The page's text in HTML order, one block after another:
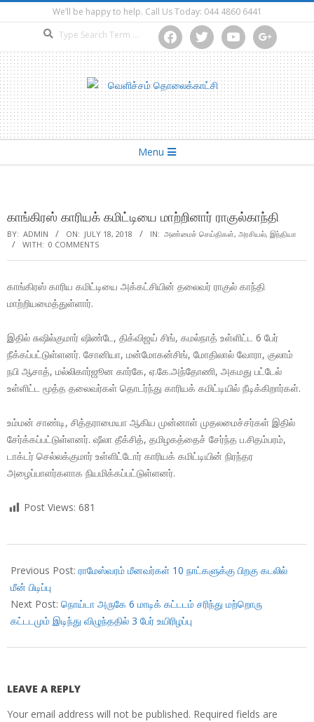
to
We’ll be happy to help. Call Us Today: 044 4860 6441
facebooktwitter youtube google
Menu
காங்கிரஸ் காரியக் கமிட்டியை மாற்றினார் ராகுல்காந்தி
BY: ADMIN ON: JULY 18, 2018 IN: அண்மைச் செய்திகள், அரசியல், இந்தியா
WITH: 0 COMMENTS
காங்கிரஸ் காரிய கமிட்டியை அக்கட்சியின் தலைவர் ராகுல் காந்தி
மாற்றியமைத்துள்ளார்.
இதில் சுஷில்குமார் ஷிண்டே, திக்விஜய் சிங், கமல்நாத் உள்ளிட்ட 6 பேர்
நீக்கப்பட்டுள்ளனர். சோனியா, மன்மோகன்சிங், மோதிலால் வோரா, குலாம்
நபி ஆசாத், மல்லிகார்ஜூன கார்கே, ஏ.கே.அந்தோணி, அகமது பட்டேல்
உள்ளிட்ட மூத்த தலைவர்கள் தொடர்ந்து காரியக் கமிட்டியில் நீடிக்கிறார்கள்.
உம்மன் சாண்டி, சித்தராமையா ஆகிய முன்னாள் முதலமைச்சர்கள் இதில்
சேர்க்கப்பட்டுள்ளனர். ஷீலா தீக்சித், தமிழகத்தைச் சேர்ந்த ப.சிதம்பரம்,
டாக்டர் செல்லக்குமார் உள்ளிட்டோர் காரியக் கமிட்டியின் நிரந்தர
அழைப்பாளர்களாக நியமிக்கப்பட்டுள்ளனர்.
Post Views: 681
07-
18
Previous Post: ராமேஸ்வரம் மீனவர்கள் 10 நாட்களுக்கு பிறகு கடலில்
மீன் பிடிப்பு
Next Post: நொய்டா அருகே 6 மாடிக் கட்டடம் சரிந்து மற்றொரு
கட்டடமும் இடிந்து விழுந்ததில் 3 பேர் உயிரிழப்பு
LEAVE A REPLY
Your email address will not be published. Required fields are